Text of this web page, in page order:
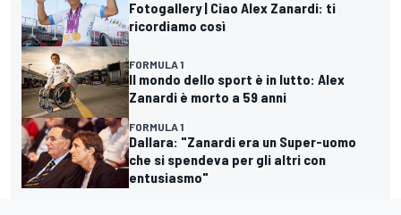
Fotogallery | Ciao Alex Zanardi: ti
ricordiamo così
FORMULA 1
Il mondo dello sport è in lutto: Alex
Zanardi è morto a 59 anni
FORMULA 1
Dallara: "Zanardi era un Super-uomo
che si spendeva per gli altri con
entusiasmo"